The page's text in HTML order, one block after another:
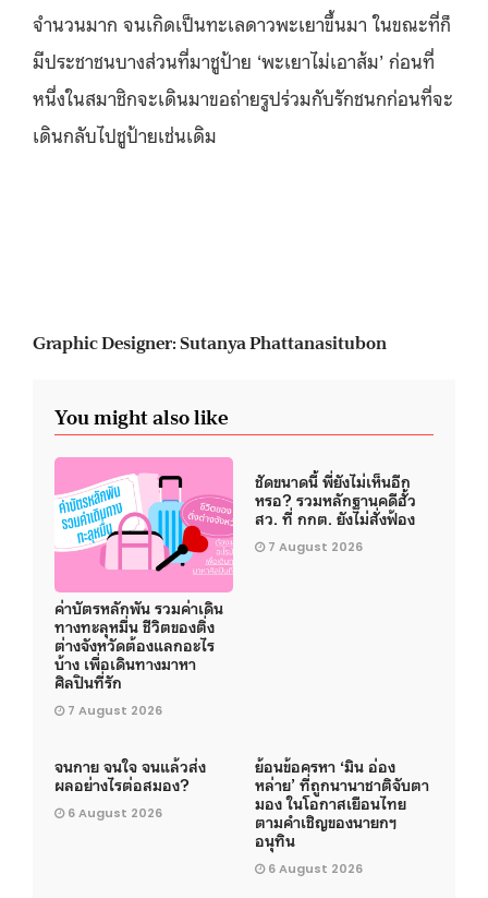
จำนวนมาก จนเกิดเป็นทะเลดาวพะเยาขึ้นมา ในขณะที่ก็
มีประชาชนบางส่วนที่มาชูป้าย ‘พะเยาไม่เอาส้ม’ ก่อนที่
หนึ่งในสมาชิกจะเดินมาขอถ่ายรูปร่วมกับรักชนกก่อนที่จะ
เดินกลับไปชูป้ายเช่นเดิม
Graphic Designer: Sutanya Phattanasitubon
You might also like
ค่าบัตรหลักพัน รวมค่าเดิน
ทางทะลุหมื่น ชีวิตของติ่ง
ต่างจังหวัดต้องแลกอะไร
บ้าง เพื่อเดินทางมาหา
ศิลปินที่รัก
7 August 2026
ชัดขนาดนี้ พี่ยังไม่เห็นอีก
หรอ? รวมหลักฐานคดีฮั้ว
สว. ที่ กกต. ยังไม่สั่งฟ้อง
7 August 2026
จนกาย จนใจ จนแล้วส่ง
ผลอย่างไรต่อสมอง?
6 August 2026
ย้อนข้อครหา ‘มิน อ่อง
หล่าย’ ที่ถูกนานาชาติจับตา
มอง ในโอกาสเยือนไทย
ตามคำเชิญของนายกฯ
อนุทิน
6 August 2026